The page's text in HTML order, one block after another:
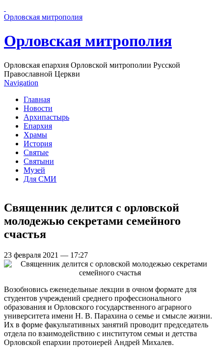
Орловская митрополия
Орловская митрополия
Орловская епархия Орловской митрополии Русской
Православной Церкви
Navigation
Главная
Новости
Архипастырь
Епархия
Храмы
История
Святые
Святыни
Музей
Для СМИ
Священник делится с орловской
молодежью секретами семейного
счастья
23 февраля 2021 — 17:27
Возобновись еженедельные лекции в очном формате для
студентов учреждений среднего профессионального
образования и Орловского государственного аграрного
университета имени Н. В. Парахина о семье и смысле жизни.
Их в форме факультативных занятий проводит председатель
отдела по взаимодействию с институтом семьи и детства
Орловской епархии протоиерей Андрей Михалев.